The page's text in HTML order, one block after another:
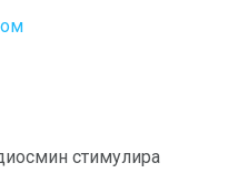
стимулира